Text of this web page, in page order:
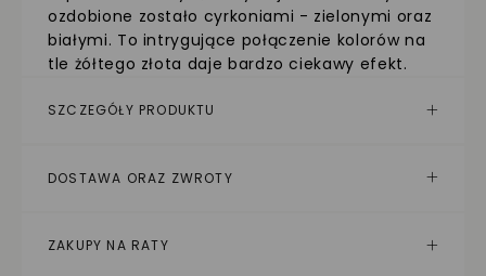
ozdobione zostało cyrkoniami - zielonymi oraz
białymi. To intrygujące połączenie kolorów na
tle żółtego złota daje bardzo ciekawy efekt.
SZCZEGÓŁY PRODUKTU
DOSTAWA ORAZ ZWROTY
ZAKUPY NA RATY